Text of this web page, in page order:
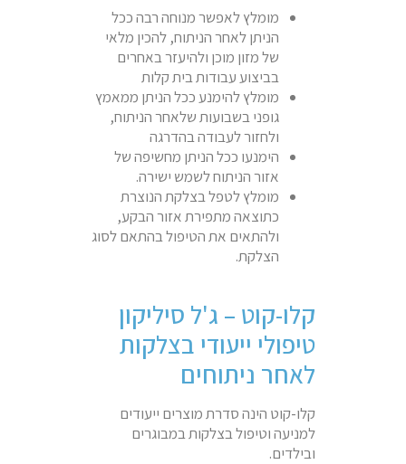
מומלץ לאפשר מנוחה רבה ככל
הניתן לאחר הניתוח, להכין מלאי
של מזון מוכן ולהיעזר באחרים
בביצוע עבודות בית קלות
מומלץ להימנע ככל הניתן ממאמץ
גופני בשבועות שלאחר הניתוח,
ולחזור לעבודה בהדרגה
הימנעו ככל הניתן מחשיפה של
אזור הניתוח לשמש ישירה.
מומלץ לטפל בצלקת הנוצרת
כתוצאה מתפירת אזור הבקע,
ולהתאים את הטיפול בהתאם לסוג
הצלקת.
קלו-קוט – ג'ל סיליקון
טיפולי ייעודי בצלקות
לאחר ניתוחים
קלו-קוט הינה סדרת מוצרים ייעודים
למניעה וטיפול בצלקות במבוגרים
ובילדים.